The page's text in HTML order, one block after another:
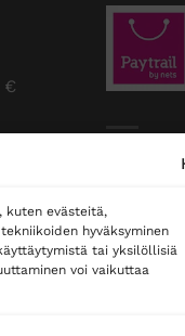
kuten evästeitä,
hyväksyminen
tai yksilöllisiä
voi vaikuttaa
€